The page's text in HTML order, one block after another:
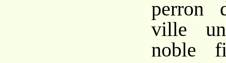
perron
ville
noble